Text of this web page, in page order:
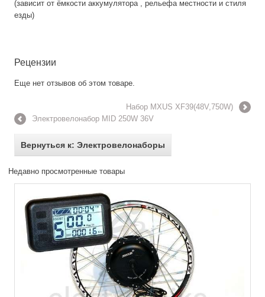
(зависит от ёмкости аккумулятора , рельефа местности и стиля
езды)
Рецензии
Еще нет отзывов об этом товаре.
Набор MXUS XF39(48V,750W)
Электровелонабор MID 250W 36V
Вернуться к: Электровелонаборы
Недавно просмотренные товары